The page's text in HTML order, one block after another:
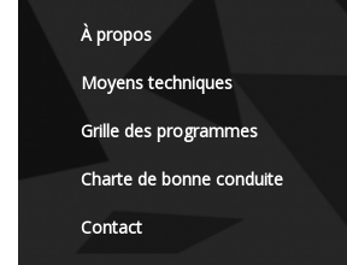
À propos
Moyens techniques
Grille des programmes
Charte de bonne conduite
Contact